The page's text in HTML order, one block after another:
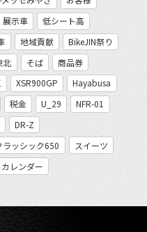
展示車
低シート高
地域貢献
BikeJIN祭り
北 そば
商品券
XSR900GP
Hayabusa
税金 U_29
NFR-01
DR-Z
ラッシック650
スイーツ
カレンダー